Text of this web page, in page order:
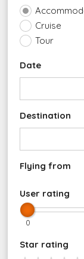
Cruise
Tour
Flying from
Destination
Date
User rating
0
Star rating